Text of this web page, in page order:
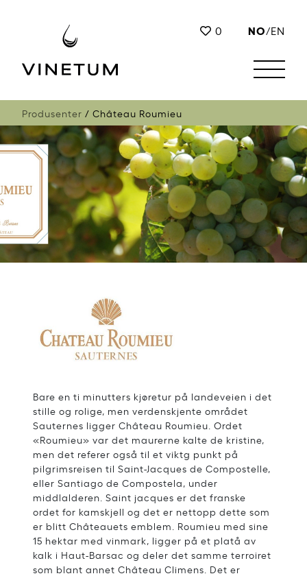
0 NO/EN
Produsenter Château Roumieu
Bare en ti minutters kjøretur på landeveien i det
stille og rolige, men verdenskjente området
Sauternes ligger Château Roumieu. Ordet
«Roumieu» var det maurerne kalte de kristine,
men det referer også til et viktg punkt på
pilgrimsreisen til Saint-Jacques de Compostelle,
eller Santiago de Compostela, under
middlalderen. Saint jacques er det franske
ordet for kamskjell og det er nettopp dette som
er blitt Châteauets emblem. Roumieu med sine
15 hektar med vinmark, ligger på et platå av
kalk i Haut-Barsac og deler det samme terroiret
som blant annet Château Climens. Det er